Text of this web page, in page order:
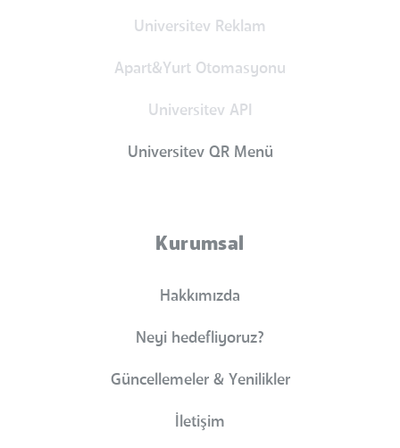
Universitev Reklam
Apart&Yurt Otomasyonu
Universitev API
Universitev QR Menü
Kurumsal
Hakkımızda
Neyi hedefliyoruz?
Güncellemeler & Yenilikler
İletişim